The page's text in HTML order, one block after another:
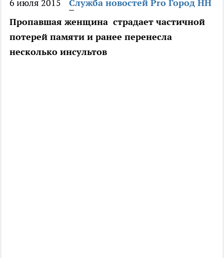
6 июля 2015
Служба новостей Pro Город НН
Пропавшая женщина страдает частичной
потерей памяти и ранее перенесла
несколько инсультов